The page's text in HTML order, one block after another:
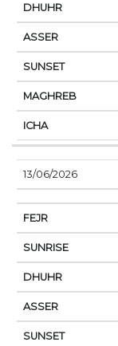
13/06/2026